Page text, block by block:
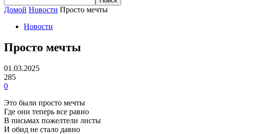
Домой Новости Просто мечты
Новости
Просто мечты
01.03.2025
285
0
Это были просто мечты
Где они теперь все равно
В письмах пожелтели листы
И обид не стало давно